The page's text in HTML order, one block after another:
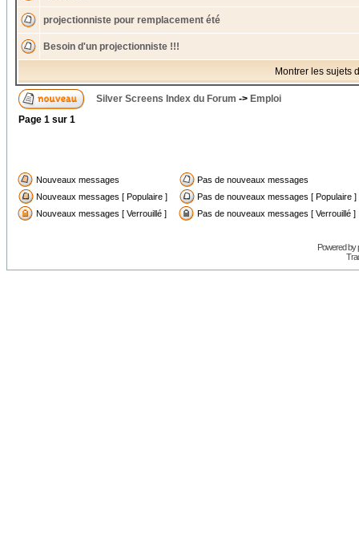
projectionniste pour remplacement été
Besoin d'un projectionniste !!!
Montrer les sujets
Silver Screens Index du Forum -> Emploi
Page 1 sur 1
Nouveaux messages
Pas de nouveaux messages
Nouveaux messages [ Populaire ]
Pas de nouveaux messages [ Populaire ]
Nouveaux messages [ Verrouillé ]
Pas de nouveaux messages [ Verrouillé ]
Powered by